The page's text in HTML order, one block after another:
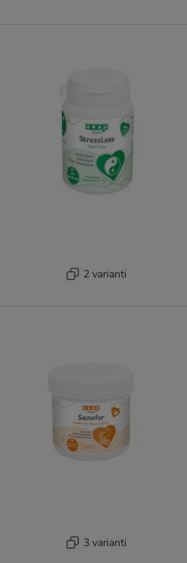
2 varianti
3 varianti